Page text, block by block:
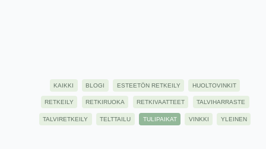
posts
category
KAIKKI BLOGI ESTEETÖN RETKEILY HUOLTOVINKIT
RETKEILY RETKIRUOKA RETKIVAATTEET TALVIHARRASTE
TALVIRETKEILY TELTTAILU TULIPAIKAT VINKKI YLEINEN